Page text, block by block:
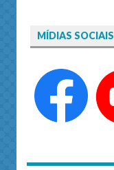
MÍDIAS SOCIAIS